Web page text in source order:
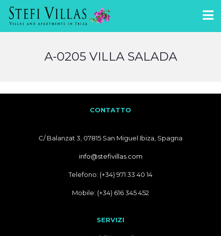
A-0205 VILLA SALADA
CONTATTO
C/ Balanzat 3, 07815 San Miguel Ibiza, Spagna
info@stefivillas.com
Telefono: (+34) 971 33 40 14
Mobile: (+34) 616 345 452
SERVIZI